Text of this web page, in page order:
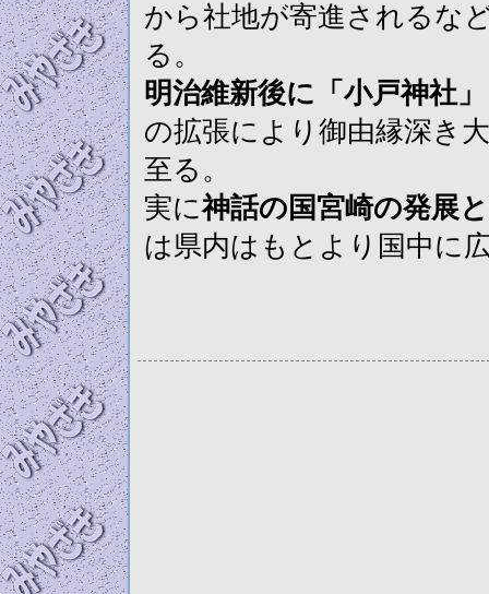
から社地が寄進されるな
る。
明治維新後に「小戸神社
の拡張により御由縁深き
至る。
実に神話の国宮崎の発展
は県内はもとより国中に